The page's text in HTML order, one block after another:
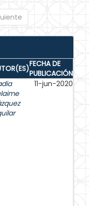
FECHA DE
PUBLICACIÓN
11-jun-2020